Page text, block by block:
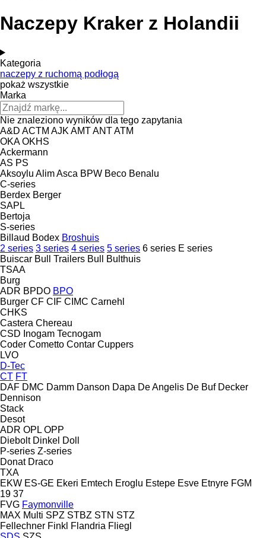
Naczepy Kraker z Holandii
Kategoria
naczepy z ruchomą podłogą
pokaż wszystkie
Marka
Nie znaleziono wyników dla tego zapytania
A&D ACTM AJK AMTANTATM
OKA OKHS
Ackermann
AS PS
Aksoylu AlimAsca BPW Beco Benalu
C-series
Berdex Berger
SAPL
Bertoja
S-series
Billaud Bodex Broshuis
2 series 3 series 4 series 5 series 6 series E series
Buiscar Bull Trailers Bull
Bulthuis
TSAA
Burg
ADR BPDO BPO
Burger CF CIF CIMC Carnehl
CHKS
Castera Chereau
CSD Inogam Tecnogam
Coder Cometto Contar Cuppers
LVO
D-Tec
CT FT
DAF DMC Damm Danson Dapa De Angelis De Buf Decker
Dennison
Stack
Desot
ADR OPL OPP
Diebolt Dinkel Doll
P-series Z-series
Donat Draco
TXA
EKW ES-GE Ekeri Emtech Eroglu Estepe Esve Etnyre FGM
19 37
FVG Faymonville
MAX Multi SPZ STBZ STN STZ
Fellechner Finkl Flandria Fliegl